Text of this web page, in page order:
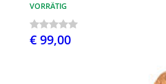
VORRÄTIG
€ 99,00